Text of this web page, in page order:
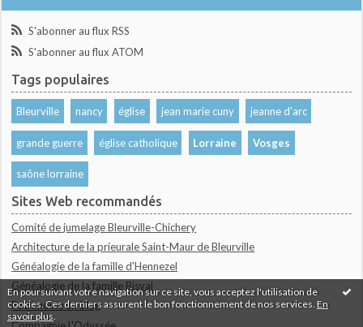
En poursuivant votre navigation sur ce site, vous acceptez l'utilisation de
cookies. Ces derniers assurent le bon fonctionnement de nos services. En
savoir plus
S'abonner au flux RSS
S'abonner au flux ATOM
Tags populaires
Bleurville nancy église jean marie cuny jeanne d'arc
grande guerre église catholique Lorraine Vosges
saône lorraine
Sites Web recommandés
Comité de jumelage Bleurville-Chichery
Architecture de la prieurale Saint-Maur de Bleurville
Généalogie de la famille d'Hennezel
Généalogie de la famille Bisval
Patrimoine en blog